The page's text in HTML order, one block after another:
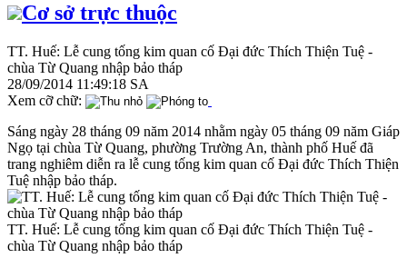
Cơ sở trực thuộc
TT. Huế: Lễ cung tống kim quan cố Đại đức Thích Thiện Tuệ -
chùa Từ Quang nhập bảo tháp
28/09/2014 11:49:18 SA
Xem cỡ chữ:
Sáng ngày 28 tháng 09 năm 2014 nhằm ngày 05 tháng 09 năm Giáp
Ngọ tại chùa Từ Quang, phường Trường An, thành phố Huế đã
trang nghiêm diễn ra lễ cung tống kim quan cố Đại đức Thích Thiện
Tuệ nhập bảo tháp.
TT. Huế: Lễ cung tống kim quan cố Đại đức Thích Thiện Tuệ -
chùa Từ Quang nhập bảo tháp